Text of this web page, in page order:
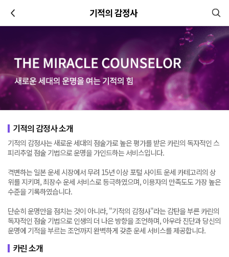
기적의 감정사
기적의 감정사 소개
기적의 감정사는 새로운 세대의 점술가로 높은 평가를 받은 카린의 독자적인 스
피리추얼 점술 기법으로 운명을 가인드하는 서비스입니다.
격변하는 일본 운세 시장에서 무려 15년 이상 포털 사이트 운세 카테고리의 상
위를 지키며, 최장수 운세 서비스로 등극하였으며, 이용자의 만족도도 가장 높은
수준을 기록하였습니다.
단순히 운명만을 점치는 것이 아니라, "기적의 감정사"라는 감탄을 부른 카린의
독자적인 점술 기법으로 인생의 더 나은 방향을 조언하며, 아우라 진단과 당신의
운명에 기적을 부르는 조언까지 완벽하게 갖춘 운세 서비스를 제공합니다.
카린 소개